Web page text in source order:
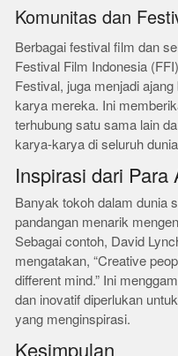
Komunitas dan
Berbagai festival film dan
Festival Film Indonesia
Festival, juga menjadi
karya mereka. Ini
terhubung satu sama lain
karya-karya di seluruh
Inspirasi dari Para
Banyak tokoh dalam dunia
pandangan menarik
Sebagai contoh, David
mengatakan, “Creative
different mind.” Ini
dan inovatif diperlukan
yang menginspirasi.
Kesimpulan